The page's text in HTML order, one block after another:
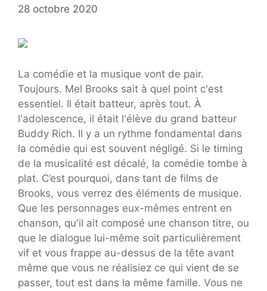
28 octobre 2020
La comédie et la musique vont de pair.
Toujours. Mel Brooks sait à quel point c'est
essentiel. Il était batteur, après tout. À
l'adolescence, il était l'élève du grand batteur
Buddy Rich. Il y a un rythme fondamental dans
la comédie qui est souvent négligé. Si le timing
de la musicalité est décalé, la comédie tombe à
plat. C’est pourquoi, dans tant de films de
Brooks, vous verrez des éléments de musique.
Que les personnages eux-mêmes entrent en
chanson, qu'il ait composé une chanson titre, ou
que le dialogue lui-même soit particulièrement
vif et vous frappe au-dessus de la tête avant
même que vous ne réalisiez ce qui vient de se
passer, tout est dans la même famille. Vous ne